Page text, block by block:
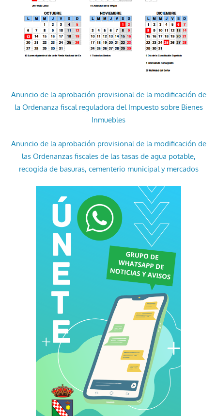
Anuncio de la aprobación provisional de la modificación de
la Ordenanza fiscal reguladora del Impuesto sobre Bienes
Inmuebles
Anuncio de la aprobación provisional de la modificación de
las Ordenanzas fiscales de las tasas de agua potable,
recogida de basuras, cementerio municipal y mercados